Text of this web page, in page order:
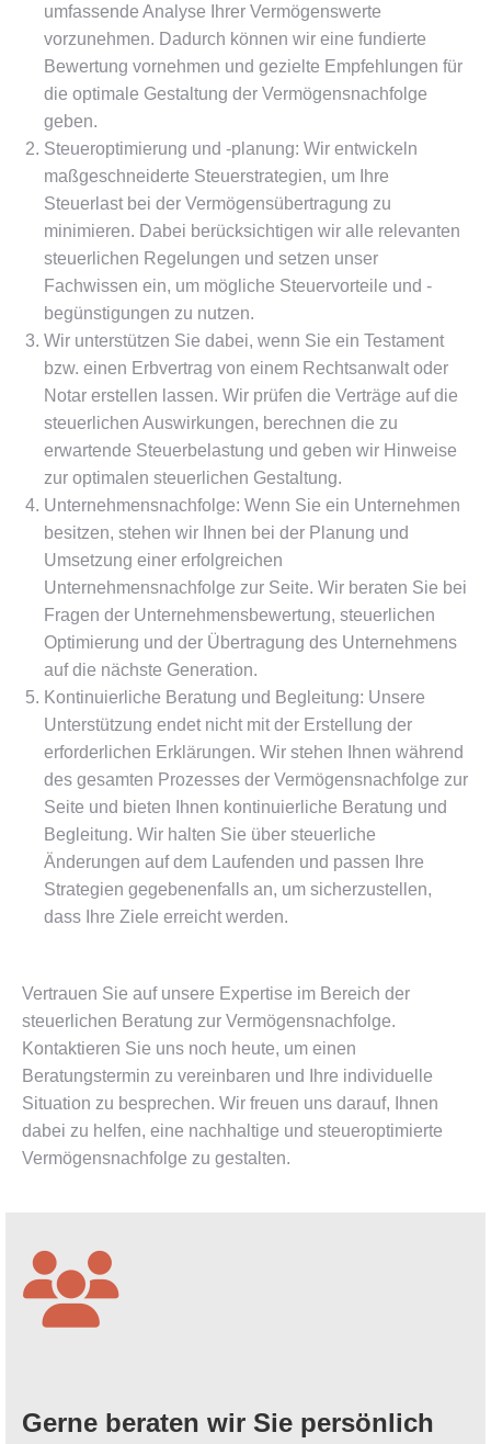
umfassende Analyse Ihrer Vermögenswerte
vorzunehmen. Dadurch können wir eine fundierte
Bewertung vornehmen und gezielte Empfehlungen für
die optimale Gestaltung der Vermögensnachfolge
geben.
Steueroptimierung und -planung: Wir entwickeln
maßgeschneiderte Steuerstrategien, um Ihre
Steuerlast bei der Vermögensübertragung zu
minimieren. Dabei berücksichtigen wir alle relevanten
steuerlichen Regelungen und setzen unser
Fachwissen ein, um mögliche Steuervorteile und -
begünstigungen zu nutzen.
Wir unterstützen Sie dabei, wenn Sie ein Testament
bzw. einen Erbvertrag von einem Rechtsanwalt oder
Notar erstellen lassen. Wir prüfen die Verträge auf die
steuerlichen Auswirkungen, berechnen die zu
erwartende Steuerbelastung und geben wir Hinweise
zur optimalen steuerlichen Gestaltung.
Unternehmensnachfolge: Wenn Sie ein Unternehmen
besitzen, stehen wir Ihnen bei der Planung und
Umsetzung einer erfolgreichen
Unternehmensnachfolge zur Seite. Wir beraten Sie bei
Fragen der Unternehmensbewertung, steuerlichen
Optimierung und der Übertragung des Unternehmens
auf die nächste Generation.
Kontinuierliche Beratung und Begleitung: Unsere
Unterstützung endet nicht mit der Erstellung der
erforderlichen Erklärungen. Wir stehen Ihnen während
des gesamten Prozesses der Vermögensnachfolge zur
Seite und bieten Ihnen kontinuierliche Beratung und
Begleitung. Wir halten Sie über steuerliche
Änderungen auf dem Laufenden und passen Ihre
Strategien gegebenenfalls an, um sicherzustellen,
dass Ihre Ziele erreicht werden.
Vertrauen Sie auf unsere Expertise im Bereich der
steuerlichen Beratung zur Vermögensnachfolge.
Kontaktieren Sie uns noch heute, um einen
Beratungstermin zu vereinbaren und Ihre individuelle
Situation zu besprechen. Wir freuen uns darauf, Ihnen
dabei zu helfen, eine nachhaltige und steueroptimierte
Vermögensnachfolge zu gestalten.
Gerne beraten wir Sie persönlich